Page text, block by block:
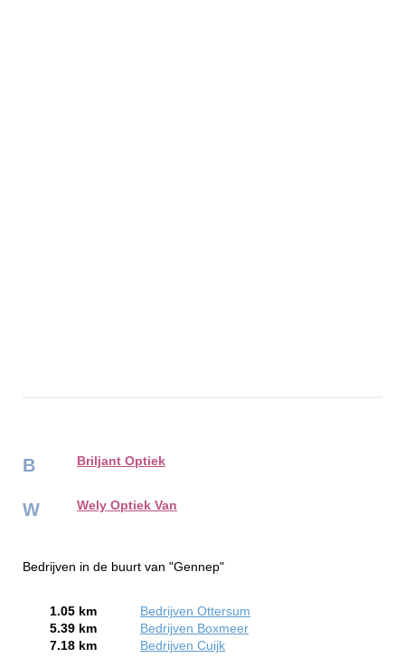
B Briljant Optiek
W Wely Optiek Van
Bedrijven in de buurt van "Gennep"
1.05 km
Bedrijven Ottersum
5.39 km
Bedrijven Boxmeer
7.18 km
Bedrijven Cuijk